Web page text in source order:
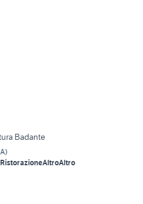
Badante
)
AltroAltro